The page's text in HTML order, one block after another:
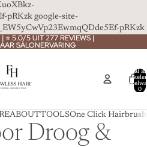
pRKzk google-site-
pRKzk
⭐ 5.0/5 UIT 277 REVIEWS |
SALONERVARING
⭐ 5.0/5 UIT 277 REVIEWS |
SALONERVARING
Totaal
0
ABOUTTOOLSOne Click Hairbrush
Droog &